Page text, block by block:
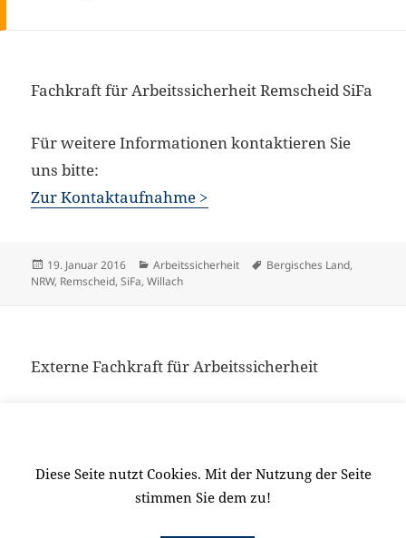
Fachkraft für Arbeitssicherheit Remscheid SiFa
Für weitere Informationen kontaktieren Sie
uns bitte:
Zur Kontaktaufnahme >
Veröffentlicht
am
19. Januar 2016 Kategorien
Arbeitssicherheit Schlagwörter
Bergisches Land,
NRW, Remscheid,SiFa,Willach
Externe Fachkraft für Arbeitssicherheit
Zur Kontaktaufnahme >
Diese Seite nutzt Cookies. Mit der Nutzung der Seite
stimmen Sie dem zu!